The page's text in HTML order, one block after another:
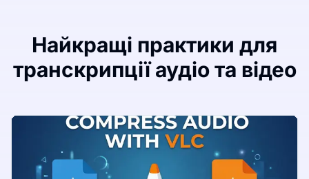
Найкращі практики для
транскрипції аудіо та відео